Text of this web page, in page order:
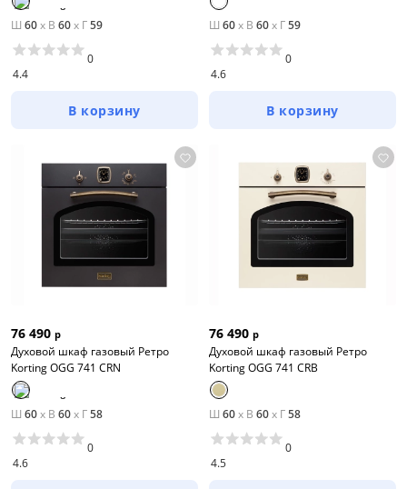
Ш 60x В 60x Г59
4.4
0
В корзину
Ш 60x В 60x Г59
4.6
0
В корзину
76 490 р
Духовой шкаф газовый Ретро
Korting OGG 741 CRN
Ш 60x В 60x Г58
4.6
0
76 490 р
Духовой шкаф газовый Ретро
Korting OGG 741 CRB
Ш 60x В 60x Г58
4.5
0